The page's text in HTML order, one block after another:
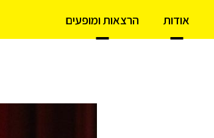
אודות הרצאות ומופעים